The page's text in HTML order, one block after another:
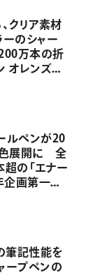
クリア素材
のシャー
万本の折
オレンズシ
16日（金）
ルペンが20
色展開に 全
の「エナー
企画第一弾
より新色
筆記性能を
ープペンの